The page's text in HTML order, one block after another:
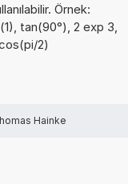
Örnek:
tan(90°), 2 exp 3,
2)
Hainke